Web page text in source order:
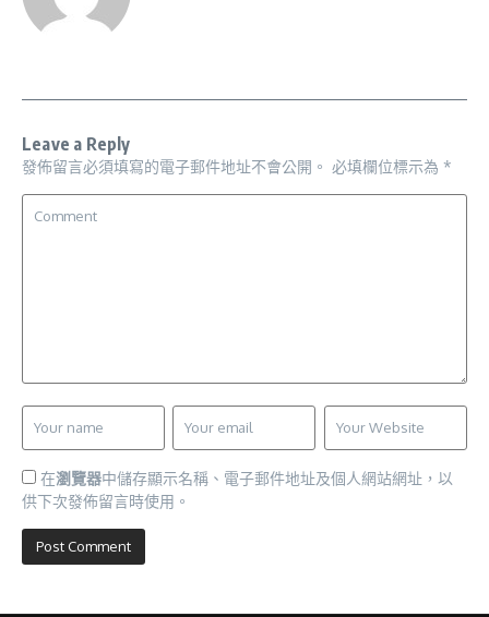
Leave a Reply
發佈留言必須填寫的電子郵件地址不會公開。 必填欄位標示為 *
在瀏覽器中儲存顯示名稱、電子郵件地址及個人網站網址，以
供下次發佈留言時使用。